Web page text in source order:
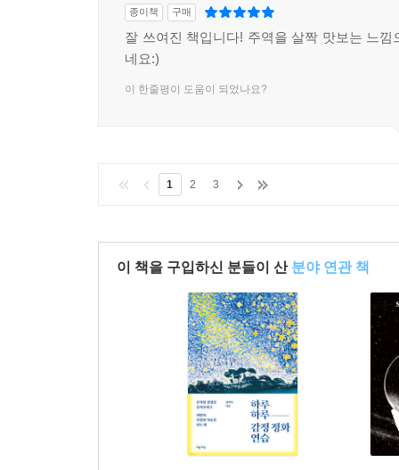
종이책 구매
잘 쓰여진 책입니다! 주역을 살짝 맛보는 느낌
네요:)
이 한줄평이 도움이 되었나요?
1 2 3
이 책을 구입하신 분들이 산 분야 연관 책